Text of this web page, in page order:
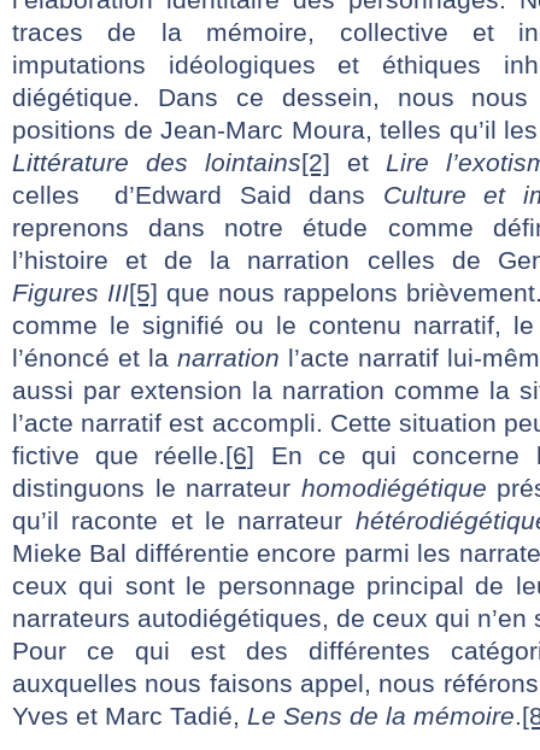
traces de la mémoire, collective et
imputations idéologiques et éthiques
diégétique. Dans ce dessein, nous
positions de Jean-Marc Moura, telles qu’il
Littérature des lointains[2] et Lire
celles d’Edward Said dans Culture et
reprenons dans notre étude comme
l’histoire et de la narration celles de
Figures III[5] que nous rappelons brièvement.
comme le signifié ou le contenu narratif,
l’énoncé et la narration l’acte narratif lui-
aussi par extension la narration comme la
l’acte narratif est accompli. Cette situation
fictive que réelle.[6] En ce qui concerne
distinguons le narrateur homodiégétique
qu’il raconte et le narrateur
Mieke Bal différentie encore parmi les
ceux qui sont le personnage principal de
narrateurs autodiégétiques, de ceux qui n’en
Pour ce qui est des différentes
auxquelles nous faisons appel, nous
Yves et Marc Tadié, Le Sens de la mémoire.